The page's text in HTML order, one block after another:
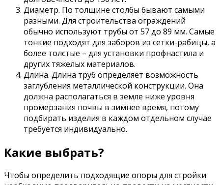
Диаметр. По толщине столбы бывают самыми
разными. Для строительства ограждений
обычно используют трубы от 57 до 89 мм. Самые
тонкие подходят для заборов из сетки-рабицы, а
более толстые – для установки профнастила и
других тяжелых материалов.
Длина. Длина труб определяет возможность
заглубления металлической конструкции. Она
должна располагаться в земле ниже уровня
промерзания почвы в зимнее время, потому
подбирать изделия в каждом отдельном случае
требуется индивидуально.
Какие выбрать?
Чтобы определить подходящие опоры для стройки